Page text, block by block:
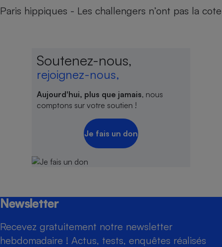
Paris hippiques - Les challengers n’ont pas la cote
Soutenez-nous,
rejoignez-nous,
Aujourd'hui, plus que jamais, nous
comptons sur votre soutien !
Je fais un don
Newsletter
Recevez gratuitement notre newsletter
hebdomadaire ! Actus, tests, enquêtes réalisés